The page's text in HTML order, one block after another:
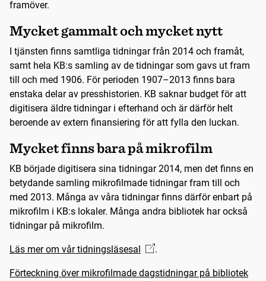
framöver.
Mycket gammalt och mycket nytt
I tjänsten finns samtliga tidningar från 2014 och framåt,
samt hela KB:s samling av de tidningar som gavs ut fram
till och med 1906. För perioden 1907–2013 finns bara
enstaka delar av presshistorien. KB saknar budget för att
digitisera äldre tidningar i efterhand och är därför helt
beroende av extern finansiering för att fylla den luckan.
Mycket finns bara på mikrofilm
KB började digitisera sina tidningar 2014, men det finns en
betydande samling mikrofilmade tidningar fram till och
med 2013. Många av våra tidningar finns därför enbart på
mikrofilm i KB:s lokaler. Många andra bibliotek har också
tidningar på mikrofilm.
Läs mer om vår tidningsläsesal .
Förteckning över mikrofilmade dagstidningar på bibliotek